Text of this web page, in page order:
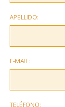
APELLIDO:
E-MAIL:
TELÉFONO: